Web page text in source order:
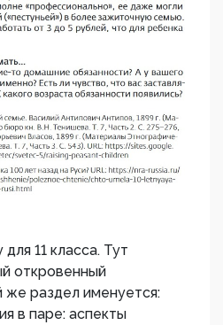
11 класса. Тут
откровенный
же раздел именуется:
в паре: аспекты